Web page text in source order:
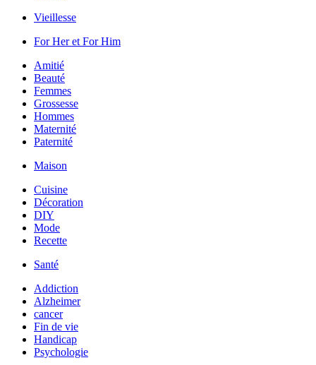
Vieillesse
For Her et For Him
Amitié
Beauté
Femmes
Grossesse
Hommes
Maternité
Paternité
Maison
Cuisine
Décoration
DIY
Mode
Recette
Santé
Addiction
Alzheimer
cancer
Fin de vie
Handicap
Psychologie